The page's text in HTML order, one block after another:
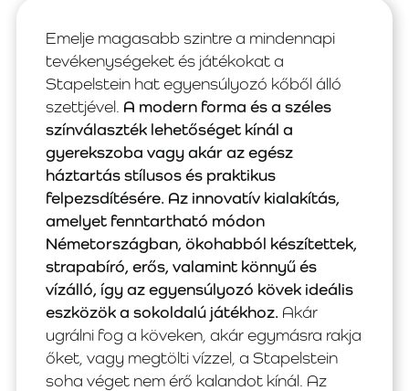
Emelje magasabb szintre a mindennapi
tevékenységeket és játékokat a
Stapelstein hat egyensúlyozó kőből álló
szettjével. A modern forma és a széles
színválaszték lehetőséget kínál a
gyerekszoba vagy akár az egész
háztartás stílusos és praktikus
felpezsdítésére. Az innovatív kialakítás,
amelyet fenntartható módon
Németországban, ökohabból készítettek,
strapabíró, erős, valamint könnyű és
vízálló, így az egyensúlyozó kövek ideális
eszközök a sokoldalú játékhoz. Akár
ugrálni fog a köveken, akár egymásra rakja
őket, vagy megtölti vízzel, a Stapelstein
soha véget nem érő kalandot kínál. Az